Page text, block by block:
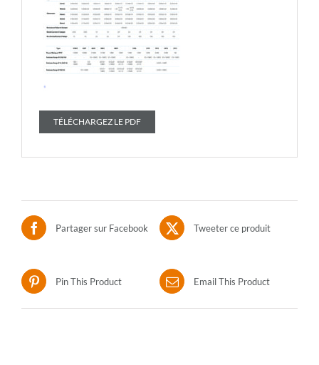
TÉLÉCHARGEZ LE PDF
Partager sur Facebook Tweeter ce produit
Pin This Product Email This Product